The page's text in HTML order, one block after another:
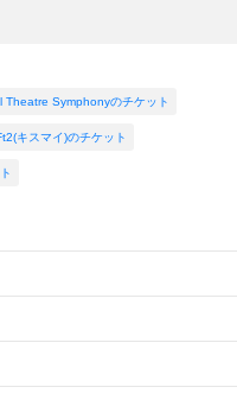
Theatre Symphonyのチケット
キスマイ)のチケット